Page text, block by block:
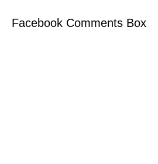
Facebook Comments Box